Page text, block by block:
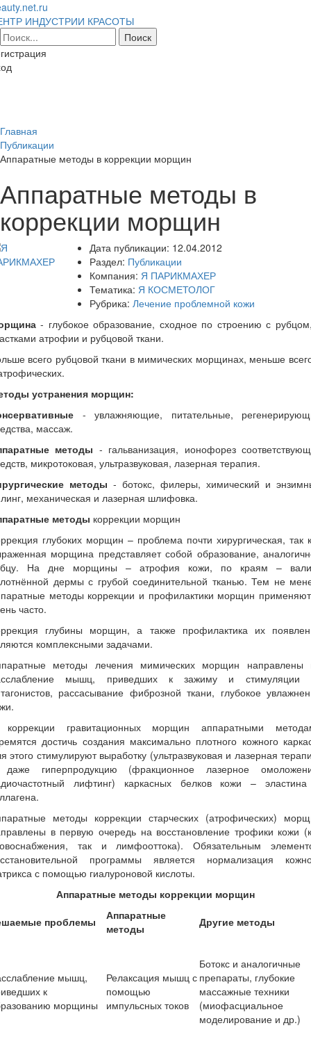
ИНДУСТРИИ КРАСОТЫ
Главная
Публикации
Аппаратные методы в коррекции морщин
Аппаратные методы в
коррекции морщин
Дата публикации: 12.04.2012
Раздел: Публикации
Компания: Я ПАРИКМАХЕР
Тематика: Я КОСМЕТОЛОГ
Рубрика: Лечение проблемной кожи
- глубокое образование, сходное по строению с
атрофии и рубцовой ткани.
всего рубцовой ткани в мимических морщинах, меньше
устранения морщин:
- увлажняющие, питательные,
массаж.
методы - гальванизация, ионофорез
микротоковая, ультразвуковая, лазерная терапия.
методы - ботокс, филеры, химический и
механическая и лазерная шлифовка.
методы коррекции морщин
глубоких морщин – проблема почти хирургическая, так
морщина представляет собой образование,
На дне морщины – атрофия кожи, по краям –
дермы с грубой соединительной тканью. Тем не
методы коррекции и профилактики морщин
часто.
глубины морщин, а также профилактика их
комплексными задачами.
методы лечения мимических морщин направлены
мышц, приведших к зажиму и стимуляции
рассасывание фиброзной ткани, глубокое
гравитационных морщин аппаратными
достичь создания максимально плотного кожного
этого стимулируют выработку (ультразвуковая и лазерная
гиперпродукцию (фракционное лазерное
лифтинг) каркасных белков кожи –
методы коррекции старческих (атрофических)
в первую очередь на восстановление трофики кожи
так и лимфооттока). Обязательным
программы является нормализация
с помощью гиалуроновой кислоты.
Аппаратные методы коррекции морщин
проблемы
Аппаратные
методы
Другие методы
мышц,
к
морщины
Релаксация мышц с
помощью
импульсных токов
Ботокс и аналогичные
препараты, глубокие
массажные техники
(миофасциальное
моделирование и др.)